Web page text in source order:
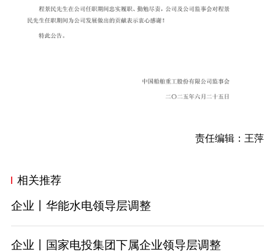
责任编辑：王萍
相关推荐
企业丨华能水电领导层调整
企业丨国家电投集团下属企业领导层调整